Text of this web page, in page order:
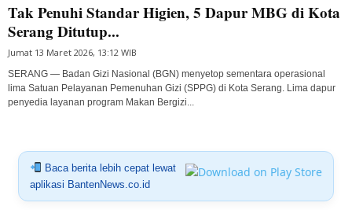
Tak Penuhi Standar Higien, 5 Dapur MBG di Kota
Serang Ditutup...
Jumat 13 Maret 2026, 13:12 WIB
SERANG — Badan Gizi Nasional (BGN) menyetop sementara operasional
lima Satuan Pelayanan Pemenuhan Gizi (SPPG) di Kota Serang. Lima dapur
penyedia layanan program Makan Bergizi...
Baca berita lebih cepat lewat
aplikasi BantenNews.co.id